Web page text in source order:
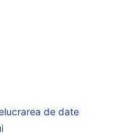
de date